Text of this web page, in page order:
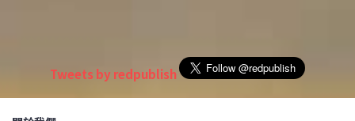
Tweets by redpublish